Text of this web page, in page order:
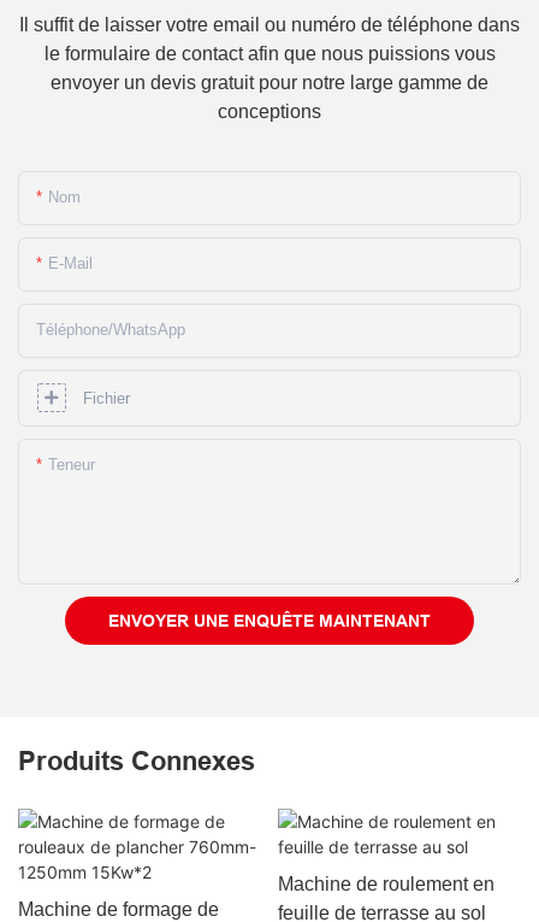
Il suffit de laisser votre email ou numéro de téléphone dans
le formulaire de contact afin que nous puissions vous
envoyer un devis gratuit pour notre large gamme de
conceptions
Nom
E-Mail
Téléphone/WhatsApp
Fichier
Teneur
ENVOYER UNE ENQUÊTE MAINTENANT
Produits Connexes
Machine de formage de
Machine de roulement en
feuille de terrasse au sol